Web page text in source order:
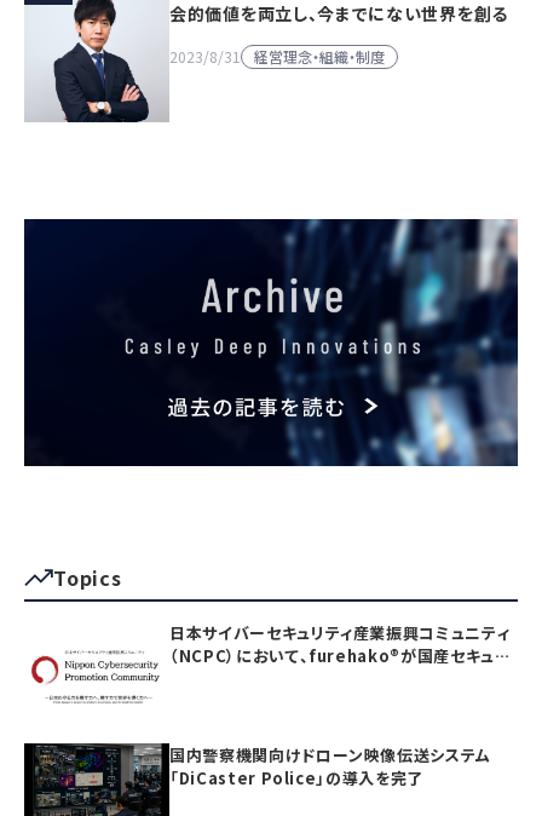
会的価値を両立し、今までにない世界を創る
2023/8/31 経営理念・組織・制度
Topics
日本サイバーセキュリティ産業振興コミュニティ
（NCPC）において、furehako®が国産セキュリ
国内警察機関向けドローン映像伝送システム
「DiCaster Police」の導入を完了